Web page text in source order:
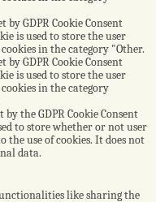
by GDPR Cookie Consent
is used to store the user
in the category "Other.
by GDPR Cookie Consent
is used to store the user
in the category
by the GDPR Cookie Consent
to store whether or not user
the use of cookies. It does not
data.
like sharing the